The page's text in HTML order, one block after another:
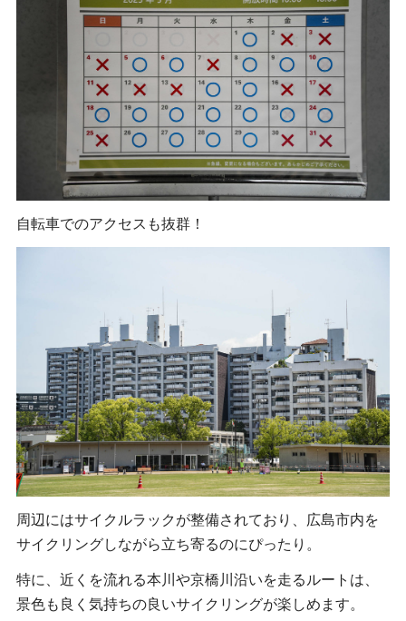
自転車でのアクセスも抜群！
周辺にはサイクルラックが整備されており、広島市内を
サイクリングしながら立ち寄るのにぴったり。
特に、近くを流れる本川や京橋川沿いを走るルートは、
景色も良く気持ちの良いサイクリングが楽しめます。